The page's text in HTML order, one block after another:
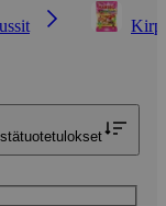
tuotetulokset